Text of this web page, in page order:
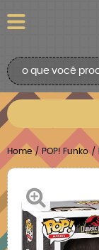
Home POP! Funko